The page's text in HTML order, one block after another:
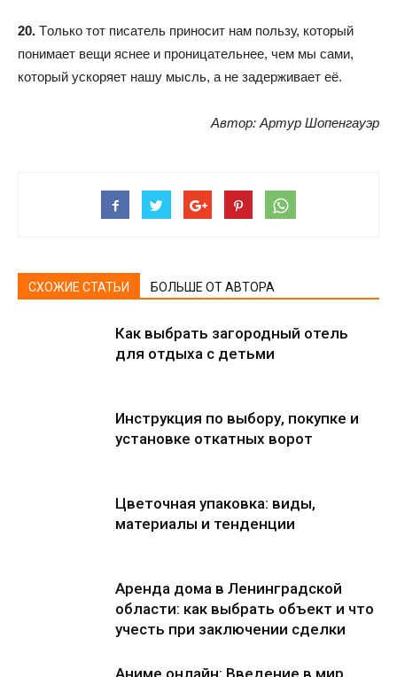
20. Tолько тот писатель приносит нам пользу, который
понимает вещи яснее и проницательнее, чем мы сами,
который ускоряет нашу мысль, а не задерживает её.
Автор: Артур Шопенгауэр
СХОЖИЕ СТАТЬИ БОЛЬШЕ ОТ АВТОРА
Как выбрать загородный отель
для отдыха с детьми
Инструкция по выбору, покупке и
установке откатных ворот
Цветочная упаковка: виды,
материалы и тенденции
Аренда дома в Ленинградской
области: как выбрать объект и что
учесть при заключении сделки
Аниме онлайн: Введение в мир